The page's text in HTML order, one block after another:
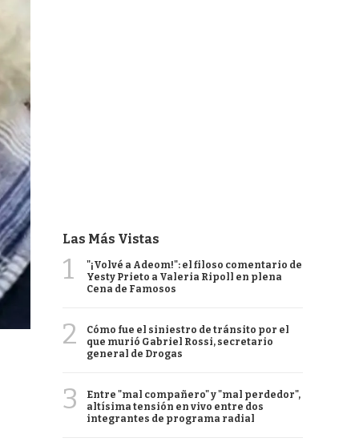
Las Más Vistas
1
"¡Volvé a Adeom!": el filoso comentario de
Yesty Prieto a Valeria Ripoll en plena
Cena de Famosos
2
Cómo fue el siniestro de tránsito por el
que murió Gabriel Rossi, secretario
general de Drogas
3
Entre "mal compañero" y "mal perdedor",
altísima tensión en vivo entre dos
integrantes de programa radial